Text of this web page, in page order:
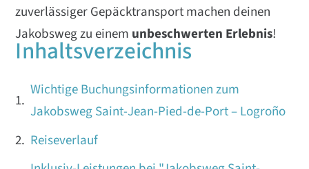
zuverlässiger Gepäcktransport machen deinen
Jakobsweg zu einem unbeschwerten Erlebnis!
Inhaltsverzeichnis
Wichtige Buchungsinformationen zum
Jakobsweg Saint-Jean-Pied-de-Port – Logroño
Reiseverlauf